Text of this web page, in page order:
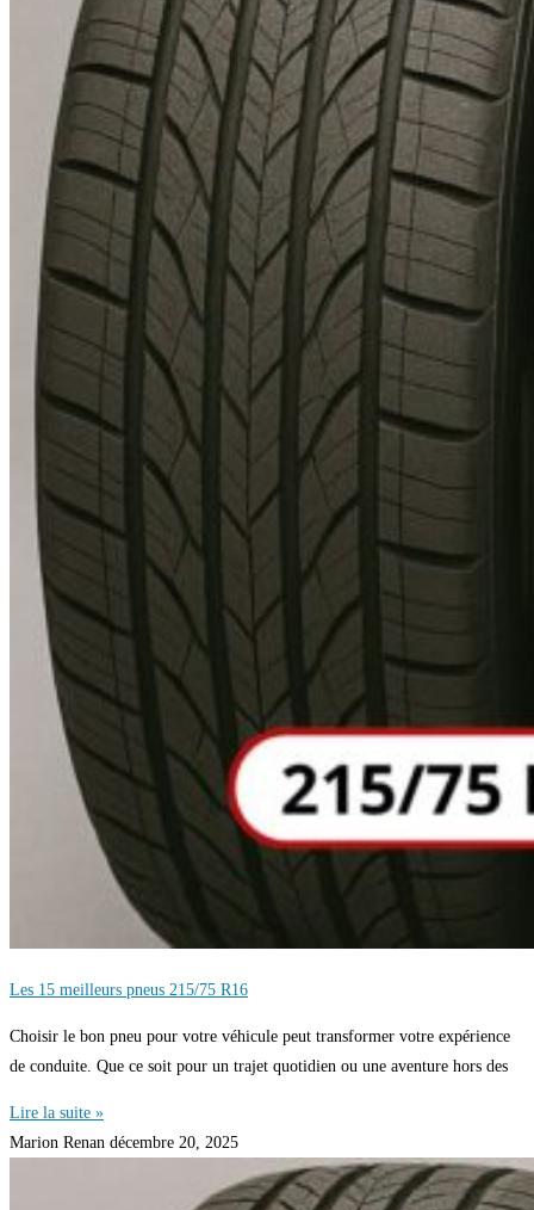
Les 15 meilleurs pneus 215/75 R16
Choisir le bon pneu pour votre véhicule peut transformer votre expérience
de conduite. Que ce soit pour un trajet quotidien ou une aventure hors des
Lire la suite »
Marion Renan décembre 20, 2025